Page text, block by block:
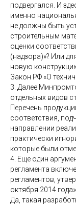
подвергался. И
именно
не должны быть
строительным
оценки
(надзора)»? Или
новую
Закон РФ «О
3. Далее
отдельных видов
Перечень
соответствия,
направлении
практически
которые были
4. Еще один
регламента
регламентов,
октября 2014
Да, такая